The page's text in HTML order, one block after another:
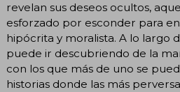
revelan sus deseos ocultos,
esforzado por esconder para
hipócrita y moralista. A lo largo
puede ir descubriendo de la
con los que más de uno se
historias donde las más